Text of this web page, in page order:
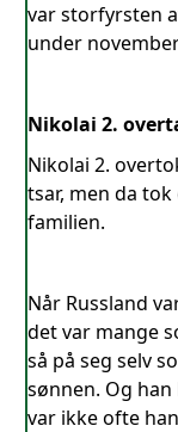
var storfyrsten
under
Nikolai 2.
Nikolai 2.
tsar, men da
familien.
Når Russland
det var mange
så på seg selv
sønnen. Og
var ikke ofte